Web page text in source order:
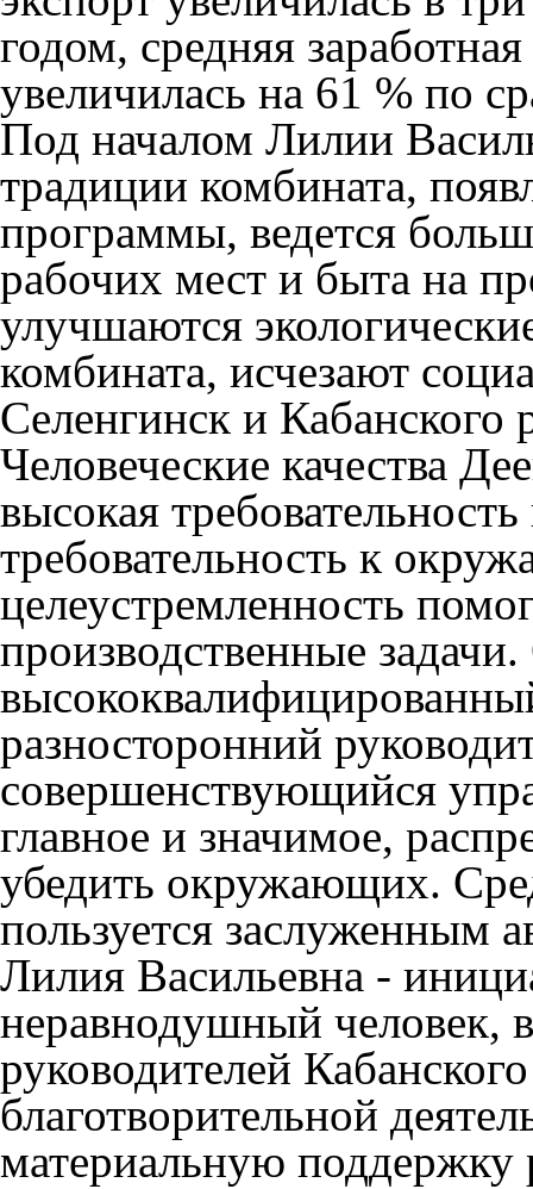
годом, средняя
увеличилась на 61 % по
Под началом Лилии
традиции комбината,
программы, ведется
рабочих мест и быта на
улучшаются
комбината, исчезают
Селенгинск и Кабанского
Человеческие качества
высокая
требовательность к
целеустремленность
производственные
разносторонний
совершенствующийся
главное и значимое,
убедить окружающих.
пользуется заслуженным
Лилия Васильевна -
неравнодушный человек,
руководителей
благотворительной
материальную